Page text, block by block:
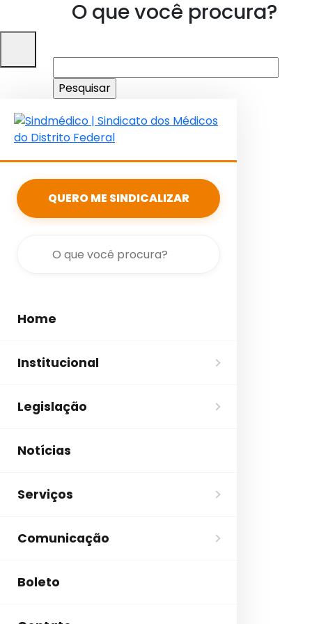
O que você procura?
por:
QUERO ME SINDICALIZAR
Home
Institucional
Legislação
Notícias
Serviços
Comunicação
Boleto